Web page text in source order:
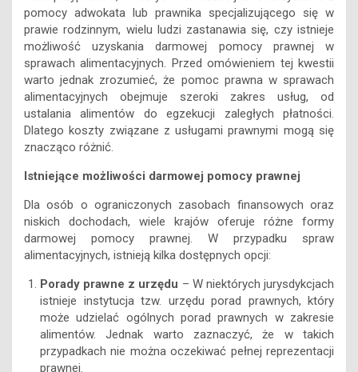
możliwość uzyskania darmowej pomocy prawnej w
sprawach alimentacyjnych. Przed omówieniem tej kwestii
warto jednak zrozumieć, że pomoc prawna w sprawach
alimentacyjnych obejmuje szeroki zakres usług, od
ustalania alimentów do egzekucji zaległych płatności.
Dlatego koszty związane z usługami prawnymi mogą się
znacząco różnić.
Istniejące możliwości darmowej pomocy prawnej
niskich dochodach, wiele krajów oferuje różne formy
darmowej pomocy prawnej. W przypadku spraw
alimentacyjnych, istnieją kilka dostępnych opcji:
Porady prawne z urzędu– W niektórych jurysdykcjach
istnieje instytucja tzw. urzędu porad prawnych, który
może udzielać ogólnych porad prawnych w zakresie
alimentów. Jednak warto zaznaczyć, że w takich
przypadkach nie można oczekiwać pełnej reprezentacji
prawnej.
Organizacje non-profit– Niektóre organizacje non-
profit specjalizują się w świadczeniu pomocy prawnej